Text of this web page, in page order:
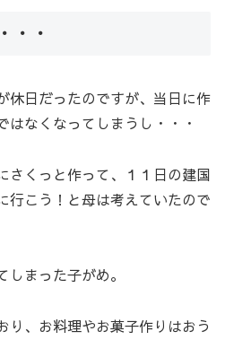
・・
休日だったのですが、当日に作
はなくなってしまうし・・・
さくっと作って、１１日の建国
行こう！と母は考えていたので
まった子がめ。
り、お料理やお菓子作りはおう